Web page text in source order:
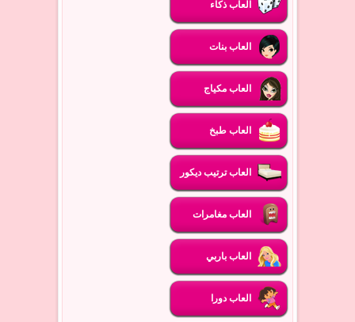
العاب ذكاء
العاب بنات
العاب مكياج
العاب طبخ
العاب ترتيب ديكور
العاب مغامرات
العاب باربي
العاب دورا